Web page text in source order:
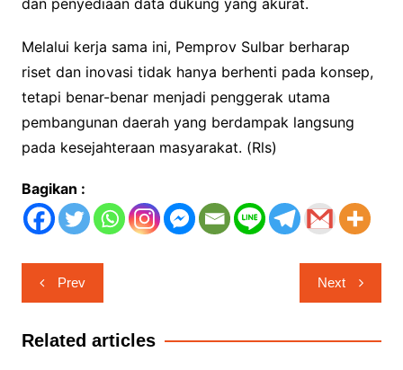
dan penyediaan data dukung yang akurat.
Melalui kerja sama ini, Pemprov Sulbar berharap
riset dan inovasi tidak hanya berhenti pada konsep,
tetapi benar-benar menjadi penggerak utama
pembangunan daerah yang berdampak langsung
pada kesejahteraan masyarakat. (Rls)
Bagikan :
Navigasi
pos
Prev Next
Related articles